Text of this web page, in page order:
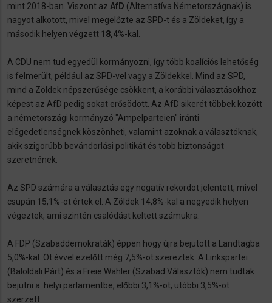
mint 2018-ban. Viszont az AfD (Alternatíva Németországnak) is
nagyot alkotott, mivel megelőzte az SPD-t és a Zöldeket, így a
második helyen végzett 18,4%-kal.
A CDU nem tud egyedül kormányozni, így több koalíciós lehetőség
is felmerült, például az SPD-vel vagy a Zöldekkel. Mind az SPD,
mind a Zöldek népszerűsége csökkent, a korábbi választásokhoz
képest az AfD pedig sokat erősödött. Az AfD sikerét többek között
a németországi kormányzó "Ampelparteien" iránti
elégedetlenségnek köszönheti, valamint azoknak a választóknak,
akik szigorúbb bevándorlási politikát és több biztonságot
szeretnének.
Az SPD számára a választás egy negatív rekordot jelentett, mivel
csupán 15,1%-ot értek el. A Zöldek 14,8%-kal a negyedik helyen
végeztek, ami szintén csalódást keltett számukra.
A FDP (Szabaddemokraták) éppen hogy újra bejutott a Landtagba
5,0%-kal. Öt évvel ezelőtt még 7,5%-ot szereztek. A Linkspartei
(Baloldali Párt) és a Freie Wähler (Szabad Választók) nem tudtak
bejutni a helyi parlamentbe, előbbi 3,1%-ot, utóbbi 3,5%-ot
szerzett.